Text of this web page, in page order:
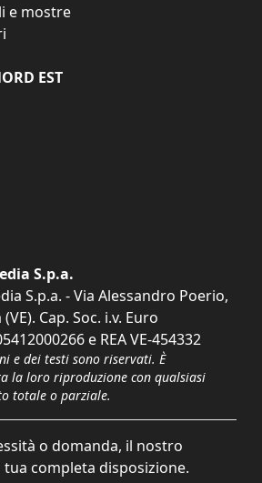
e mostre
EST
S.p.a.
S.p.a. - Via Alessandro Poerio,
Cap. Soc. i.v. Euro
e REA VE-454332
e dei testi sono riservati. È
la loro riproduzione con qualsiasi
totale o parziale.
o domanda, il nostro
completa disposizione.